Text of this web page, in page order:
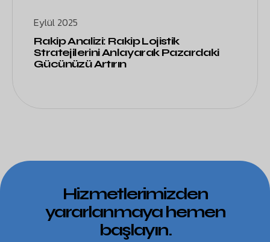
Eylül 2025
Rakip Analizi: Rakip Lojistik
Stratejilerini Anlayarak Pazardaki
Gücünüzü Artırın
Hizmetlerimizden
yararlanmaya hemen
başlayın.